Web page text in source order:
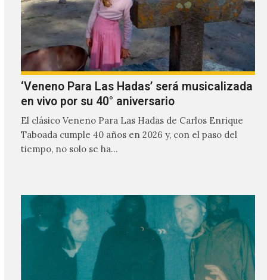
‘Veneno Para Las Hadas’ será musicalizada
en vivo por su 40° aniversario
El clásico Veneno Para Las Hadas de Carlos Enrique
Taboada cumple 40 años en 2026 y, con el paso del
tiempo, no solo se ha…